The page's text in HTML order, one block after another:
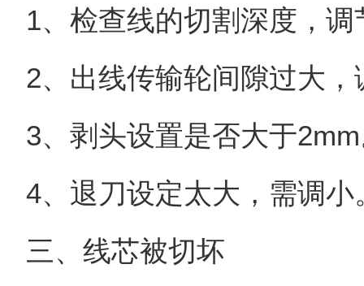
1、检查线的切割深度，
2、出线传输轮间隙过大
3、剥头设置是否大于
4、退刀设定太大，需调小
三、线芯被切坏